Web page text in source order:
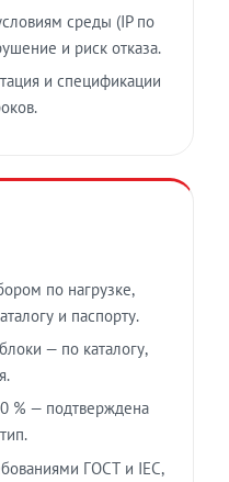
среды (IP по
и риск отказа.
и спецификации
по нагрузке,
и паспорту.
— по каталогу,
% — подтверждена
ГОСТ и IEC,